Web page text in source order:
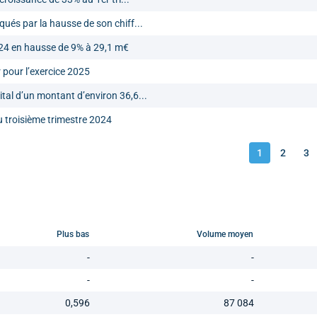
par la hausse de son chiff...
en hausse de 9% à 29,1 m€
l’exercice 2025
d’un montant d’environ 36,6...
troisième trimestre 2024
1 2 3
Plus bas Volume moyen
-
-
-
-
0,596
87 084